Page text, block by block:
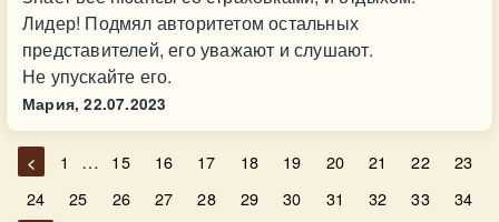
Лидер! Подмял авторитетом остальных
представителей, его уважают и слушают.
Не упускайте его.
Мария, 22.07.2023
< 1 … 15 16 17 18 19 20 21 22
23
24
25 26 27 28 29 30 31 32 33
34